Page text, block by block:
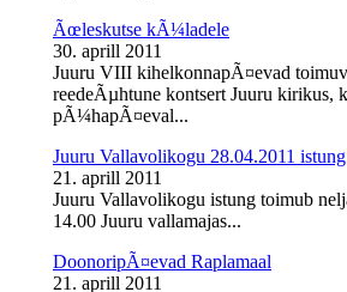
Ãœleskutse kÃ¼ladele
30. aprill 2011
Juuru VIII kihelkonnapÃ¤evad
reedeÃµhtune kontsert Juuru
pÃ¼hapÃ¤eval...
Juuru Vallavolikogu 28.04.2011 istung
21. aprill 2011
Juuru Vallavolikogu istung toimub
14.00 Juuru vallamajas...
DoonoripÃ¤evad Raplamaal
21. aprill 2011